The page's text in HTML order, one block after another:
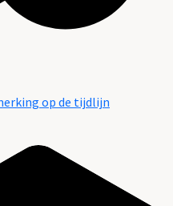
op de tijdlijn